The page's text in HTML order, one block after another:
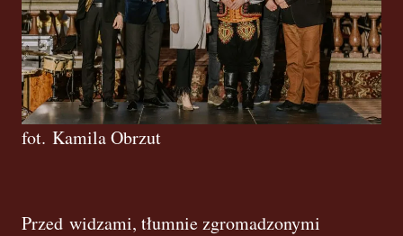
fot. Kamila Obrzut
Przed widzami, tłumnie zgromadzonymi